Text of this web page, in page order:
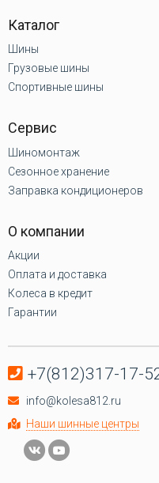
Каталог
Шины
Грузовые шины
Спортивные шины
Сервис
Шиномонтаж
Сезонное хранение
Заправка кондиционеров
О компании
Акции
Оплата и доставка
Колеса в кредит
Гарантии
+7(812)317-17-
info@kolesa812.ru
Наши шинные центры